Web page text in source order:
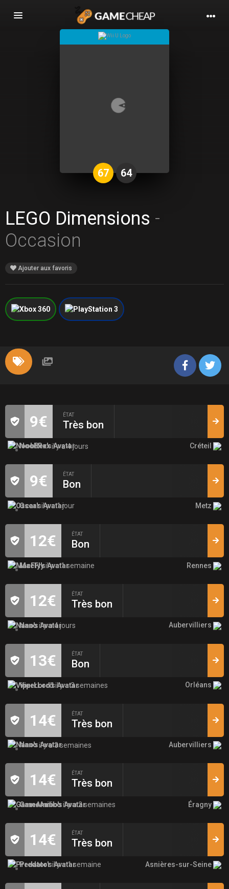
Basculer
67 64
LEGO Dimensions -
Occasion
Ajouter aux favoris
9€ ÉTAT
Très bon
NoobRexil y a 4 jours Créteil
9€ ÉTAT
Bon
Oscaril y a 1 jour Metz
12€ ÉTAT
Bon
MacFlyil y a 1 semaine Rennes
12€ ÉTAT
Très bon
Nanoil y a 4 jours Aubervilliers
13€ ÉTAT
Bon
ViperLordil y a 3 semaines Orléans
14€ ÉTAT
Très bon
Nanoil y a 3 semaines Aubervilliers
14€ ÉTAT
Très bon
GameAmiboil y a 2 semaines Éragny
14€ ÉTAT
Très bon
Predatoril y a 1 semaine Asnières-sur-Seine